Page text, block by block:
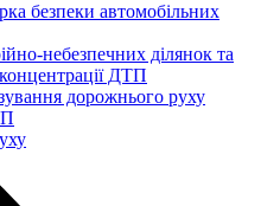
безпеки автомобільних
небезпечних ділянок та
ДТП
дорожнього руху